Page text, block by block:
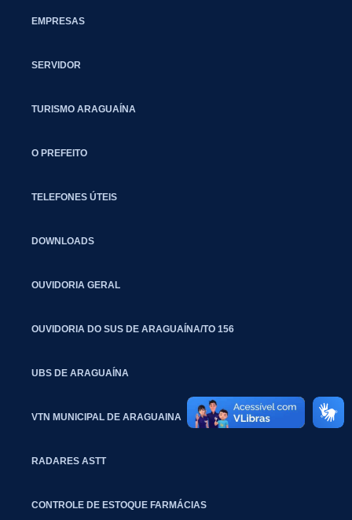
EMPRESAS
SERVIDOR
TURISMO ARAGUAÍNA
O PREFEITO
TELEFONES ÚTEIS
DOWNLOADS
OUVIDORIA GERAL
OUVIDORIA DO SUS DE ARAGUAÍNA/TO 156
UBS DE ARAGUAÍNA
VTN MUNICIPAL DE ARAGUAINA
RADARES ASTT
CONTROLE DE ESTOQUE FARMÁCIAS